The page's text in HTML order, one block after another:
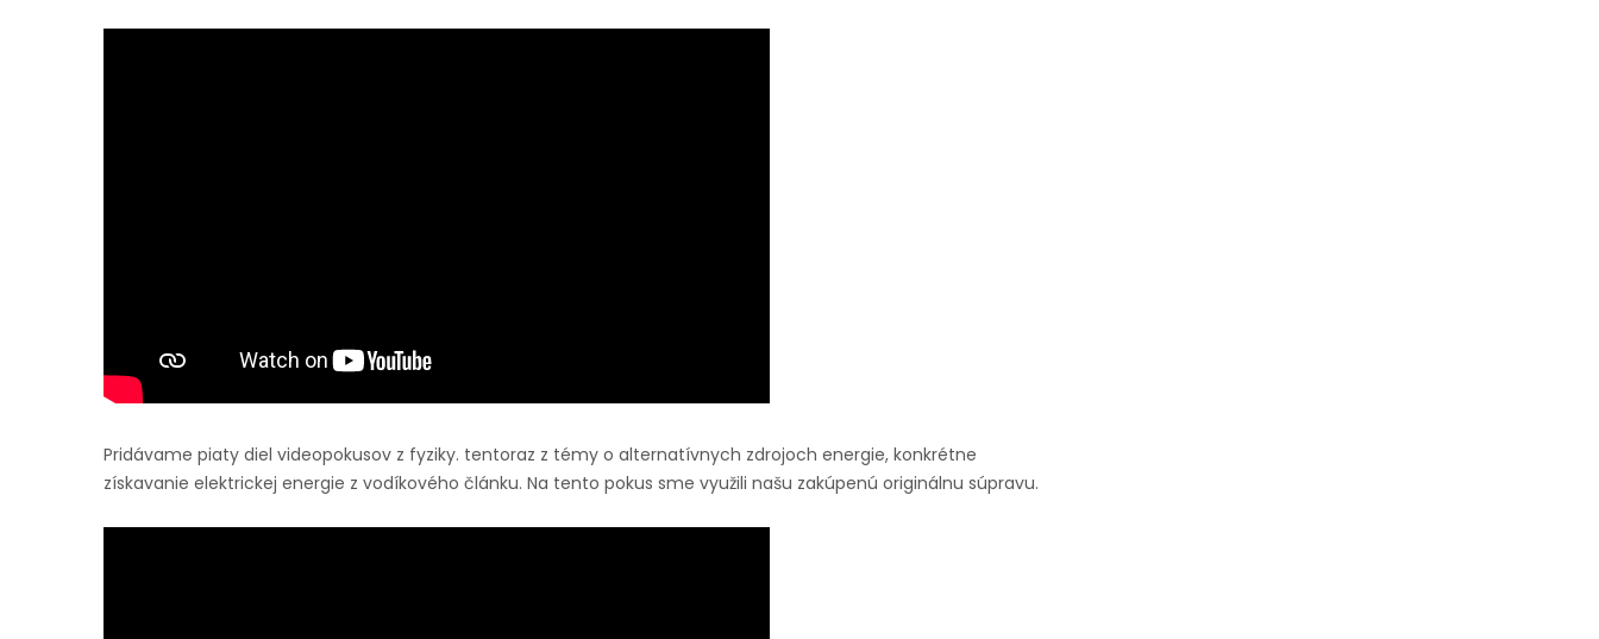
Pridávame piaty diel videopokusov z fyziky. tentoraz z témy o alternatívnych zdrojoch energie, konkrétne
získavanie elektrickej energie z vodíkového článku. Na tento pokus sme využili našu zakúpenú originálnu súpravu.